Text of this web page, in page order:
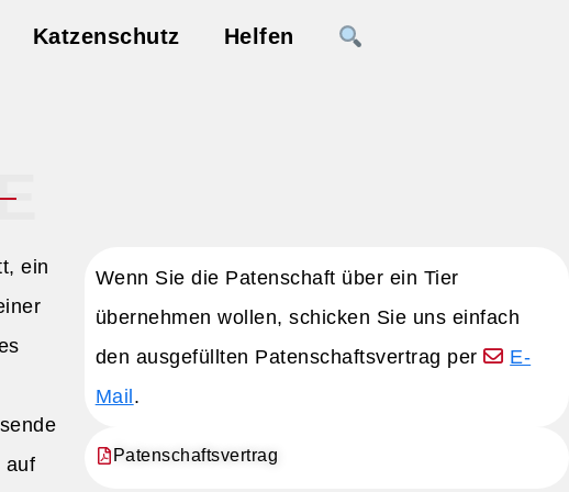
Katzenschutz Helfen
ein
auf
Wenn Sie die Patenschaft über ein Tier
übernehmen wollen, schicken Sie uns einfach
den ausgefüllten Patenschaftsvertrag per
E-
Mail .
Patenschaftsvertrag